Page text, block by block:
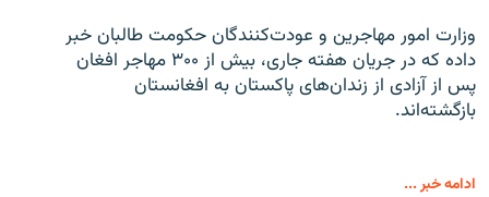
وزارت امور مهاجرین و عودت‌کنندگان حکومت طالبان خبر
داده که در جریان هفته جاری، بیش از ۳۰۰ مهاجر افغان
پس از آزادی از زندان‌های پاکستان به افغانستان
بازگشته‌اند.
ادامه خبر ...